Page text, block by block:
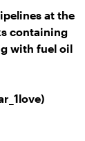
at the
containing
with fuel oil